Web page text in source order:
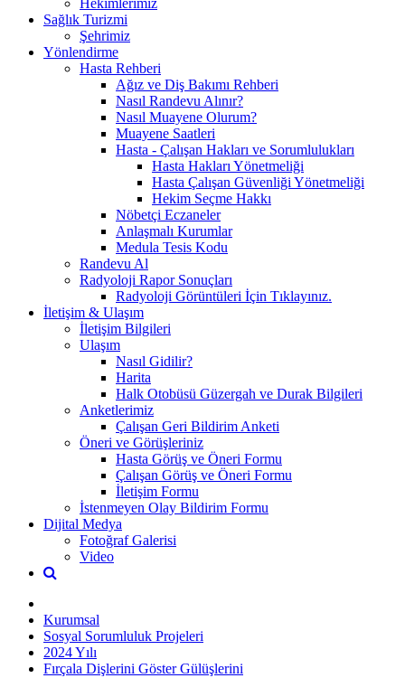
Sağlık Turizmi
Şehrimiz
Yönlendirme
Hasta Rehberi
Ağız ve Diş Bakımı Rehberi
Nasıl Randevu Alınır?
Nasıl Muayene Olurum?
Muayene Saatleri
Hasta - Çalışan Hakları ve Sorumlulukları
Hasta Hakları Yönetmeliği
Hasta Çalışan Güvenliği Yönetmeliği
Hekim Seçme Hakkı
Nöbetçi Eczaneler
Anlaşmalı Kurumlar
Medula Tesis Kodu
Randevu Al
Radyoloji Rapor Sonuçları
Radyoloji Görüntüleri İçin Tıklayınız.
İletişim & Ulaşım
İletişim Bilgileri
Ulaşım
Nasıl Gidilir?
Harita
Halk Otobüsü Güzergah ve Durak Bilgileri
Anketlerimiz
Çalışan Geri Bildirim Anketi
Öneri ve Görüşleriniz
Hasta Görüş ve Öneri Formu
Çalışan Görüş ve Öneri Formu
İletişim Formu
İstenmeyen Olay Bildirim Formu
Dijital Medya
Fotoğraf Galerisi
Video
Kurumsal
Sosyal Sorumluluk Projeleri
2024 Yılı
Fırçala Dişlerini Göster Gülüşlerini